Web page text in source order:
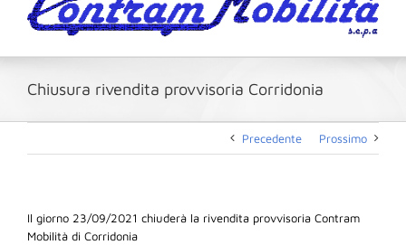
Chiusura rivendita provvisoria Corridonia
Precedente Prossimo
Il giorno 23/09/2021 chiuderà la rivendita provvisoria Contram
Mobilità di Corridonia